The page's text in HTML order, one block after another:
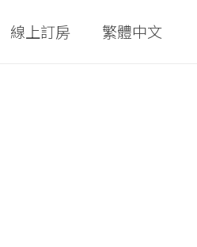
線上訂房 繁體中文